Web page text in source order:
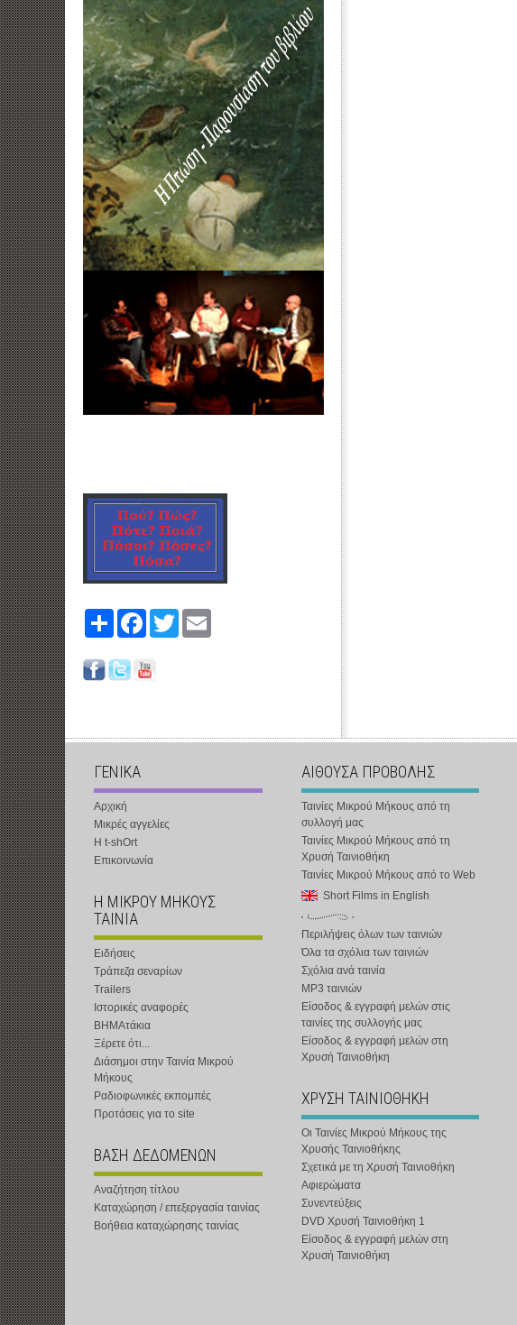
Share FacebookTwitter
ΓΕΝΙΚΑ
Αρχική
Μικρές αγγελίες
Η t-shOrt
Επικοινωνία
Η ΜΙΚΡΟΥ ΜΗΚΟΥΣ
ΤΑΙΝΙΑ
Ειδήσεις
Τράπεζα σεναρίων
Trailers
Ιστορικές αναφορές
ΒΗΜΑτάκια
Ξέρετε ότι...
Διάσημοι στην Ταινία Μικρού
Μήκους
Ραδιοφωνικές εκπομπές
Προτάσεις για το site
ΒΑΣΗ ΔΕΔΟΜΕΝΩΝ
Αναζήτηση τίτλου
Καταχώρηση / επεξεργασία ταινίας
Βοήθεια καταχώρησης ταινίας
ΑΙΘΟΥΣΑ ΠΡΟΒΟΛΗΣ
Ταινίες Μικρού Μήκους από τη
συλλογή μας
Ταινίες Μικρού Μήκους από τη
Χρυσή Ταινιοθήκη
Ταινίες Μικρού Μήκους από το Web
Short Films in English
Περιλήψεις όλων των ταινιών
Όλα τα σχόλια των ταινιών
Σχόλια ανά ταινία
MP3 ταινιών
Είσοδος & εγγραφή μελών στις
ταινίες της συλλογής μας
Είσοδος & εγγραφή μελών στη
Χρυσή Ταινιοθήκη
ΧΡΥΣΗ ΤΑΙΝΙΟΘΗΚΗ
Οι Ταινίες Μικρού Μήκους της
Χρυσής Ταινιοθήκης
Σχετικά με τη Χρυσή Ταινιοθήκη
Αφιερώματα
Συνεντεύξεις
DVD Χρυσή Ταινιοθήκη 1
Είσοδος & εγγραφή μελών στη
Χρυσή Ταινιοθήκη